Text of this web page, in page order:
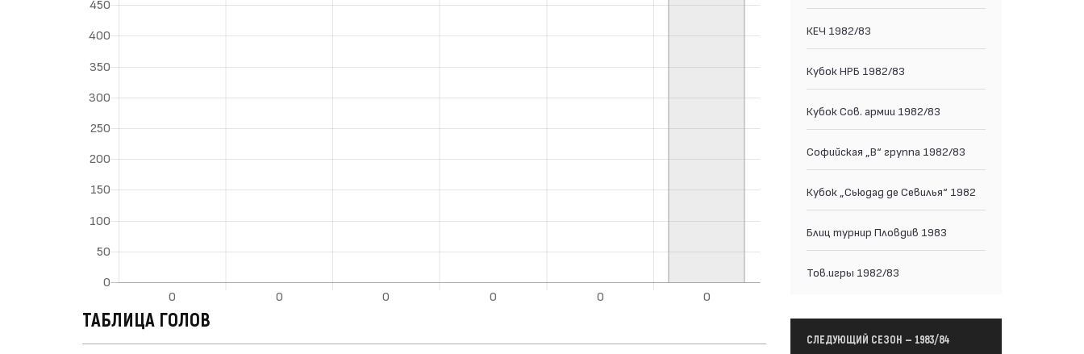
ТАБЛИЦА ГОЛОВ
КЕЧ 1982/83
Кубок НРБ 1982/83
Кубок Сов. армии 1982/83
Софийская „В“ группа 1982/83
Кубок „Сьюдад де Севилья“ 1982
Блиц турнир Пловдив 1983
Тов.игры 1982/83
СЛЕДУЮЩИЙ СЕЗОН — 1983/84